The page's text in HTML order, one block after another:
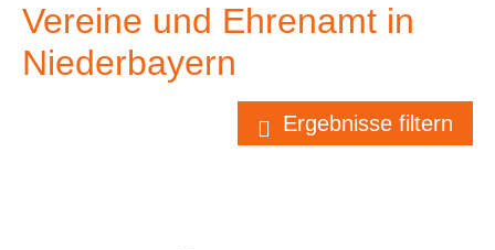
Vereine und Ehrenamt in
Niederbayern
Ergebnisse filtern